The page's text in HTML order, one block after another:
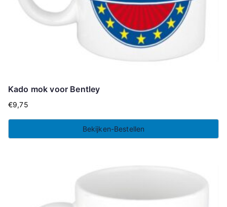
Kado mok voor Bentley
€9,75
Bekijken-Bestellen